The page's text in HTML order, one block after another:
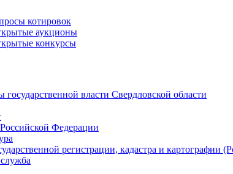
котировок
аукционы
конкурсы
власти Свердловской области
Федерации
регистрации, кадастра и картографии